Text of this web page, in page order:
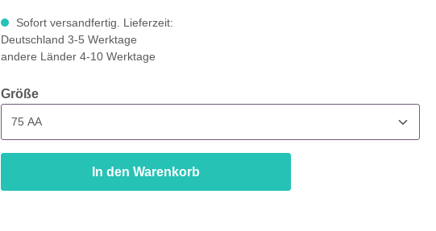
Sofort versandfertig. Lieferzeit:
Deutschland 3-5 Werktage
andere Länder 4-10 Werktage
Größeauswählen
In den Warenkorb